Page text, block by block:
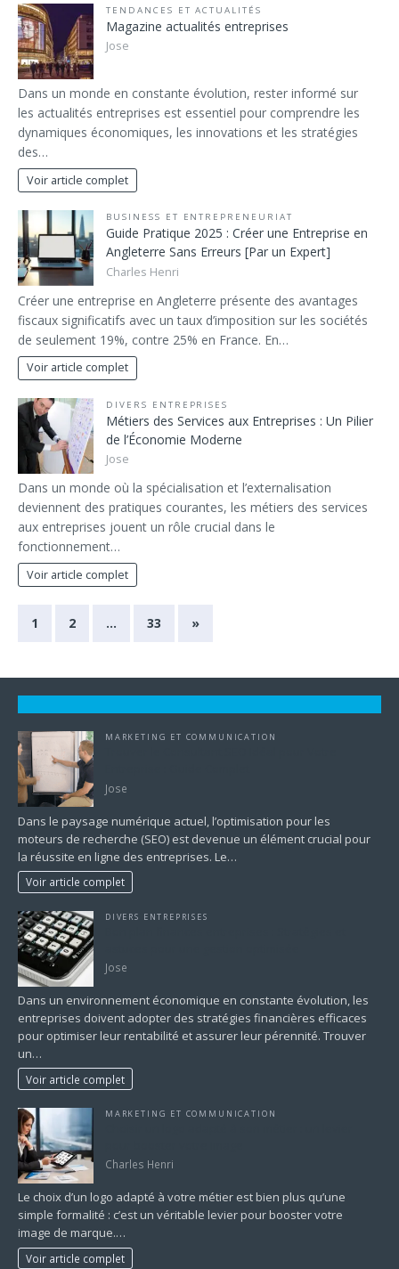
TENDANCES ET ACTUALITÉS
Magazine actualités entreprises
Jose
Dans un monde en constante évolution, rester informé sur
les actualités entreprises est essentiel pour comprendre les
dynamiques économiques, les innovations et les stratégies
des…
Voir article complet
BUSINESS ET ENTREPRENEURIAT
Guide Pratique 2025 : Créer une Entreprise en
Angleterre Sans Erreurs [Par un Expert]
Charles Henri
Créer une entreprise en Angleterre présente des avantages
fiscaux significatifs avec un taux d’imposition sur les sociétés
de seulement 19%, contre 25% en France. En…
Voir article complet
DIVERS ENTREPRISES
Métiers des Services aux Entreprises : Un Pilier
de l’Économie Moderne
Jose
Dans un monde où la spécialisation et l’externalisation
deviennent des pratiques courantes, les métiers des services
aux entreprises jouent un rôle crucial dans le
fonctionnement…
Voir article complet
1 2 … 33 »
MARKETING ET COMMUNICATION
Jose
Dans le paysage numérique actuel, l’optimisation pour les
moteurs de recherche (SEO) est devenue un élément crucial pour
la réussite en ligne des entreprises. Le…
Voir article complet
DIVERS ENTREPRISES
Jose
Dans un environnement économique en constante évolution, les
entreprises doivent adopter des stratégies financières efficaces
pour optimiser leur rentabilité et assurer leur pérennité. Trouver
un…
Voir article complet
MARKETING ET COMMUNICATION
Charles Henri
Le choix d’un logo adapté à votre métier est bien plus qu’une
simple formalité : c’est un véritable levier pour booster votre
image de marque.…
Voir article complet